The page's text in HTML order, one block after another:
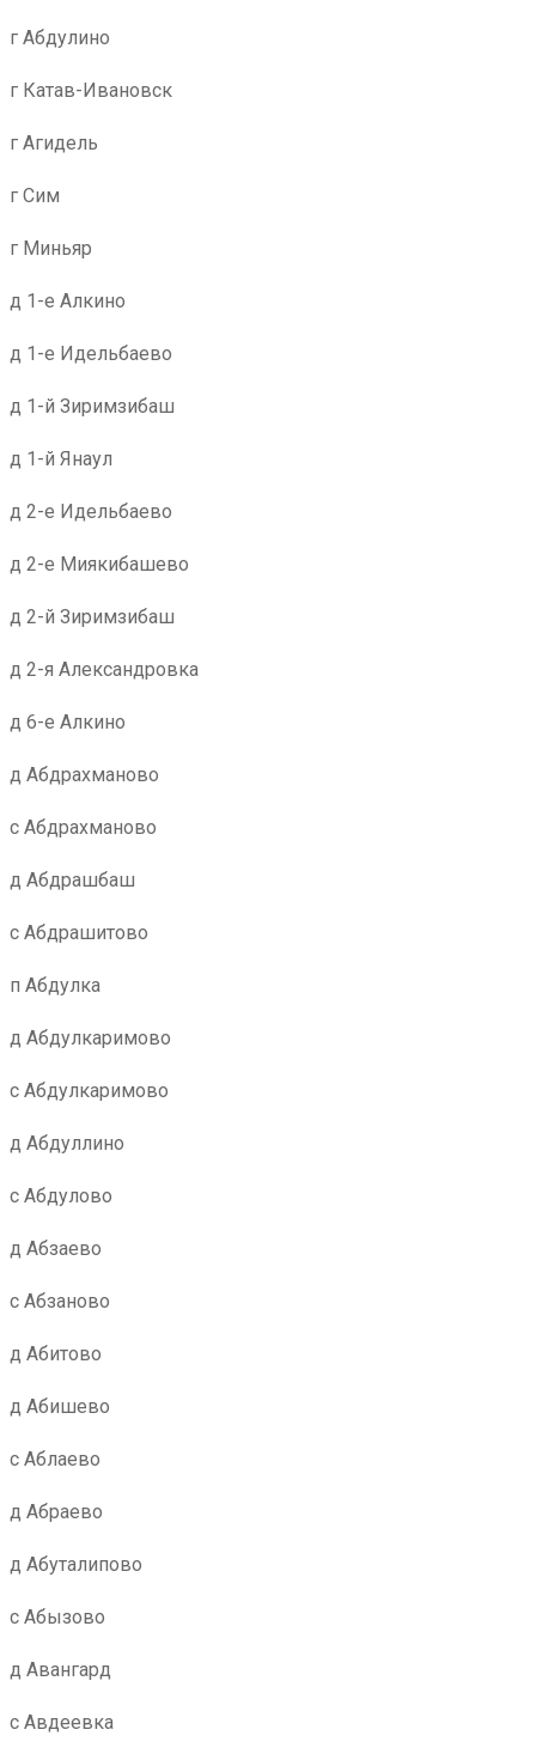
г Абдулино
г Катав-Ивановск
г Агидель
г Сим
г Миньяр
д 1-е Алкино
д 1-е Идельбаево
д 1-й Зиримзибаш
д 1-й Янаул
д 2-е Идельбаево
д 2-е Миякибашево
д 2-й Зиримзибаш
д 2-я Александровка
д 6-е Алкино
д Абдрахманово
с Абдрахманово
д Абдрашбаш
с Абдрашитово
п Абдулка
д Абдулкаримово
с Абдулкаримово
д Абдуллино
с Абдулово
д Абзаево
с Абзаново
д Абитово
д Абишево
с Аблаево
д Абраево
д Абуталипово
с Абызово
д Авангард
с Авдеевка